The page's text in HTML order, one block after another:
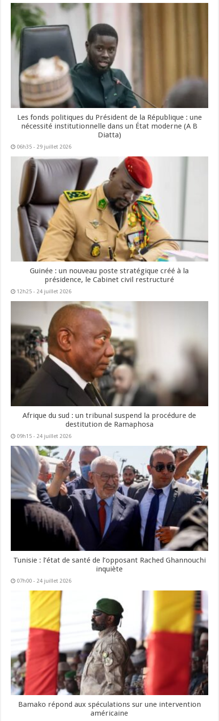
Les fonds politiques du Président de la République : une
nécessité institutionnelle dans un État moderne (A B
Diatta)
06h35 - 29 juillet 2026
Guinée : un nouveau poste stratégique créé à la
présidence, le Cabinet civil restructuré
12h25 - 24 juillet 2026
Afrique du sud : un tribunal suspend la procédure de
destitution de Ramaphosa
09h15 - 24 juillet 2026
Tunisie : l’état de santé de l’opposant Rached Ghannouchi
inquiète
07h00 - 24 juillet 2026
Bamako répond aux spéculations sur une intervention
américaine